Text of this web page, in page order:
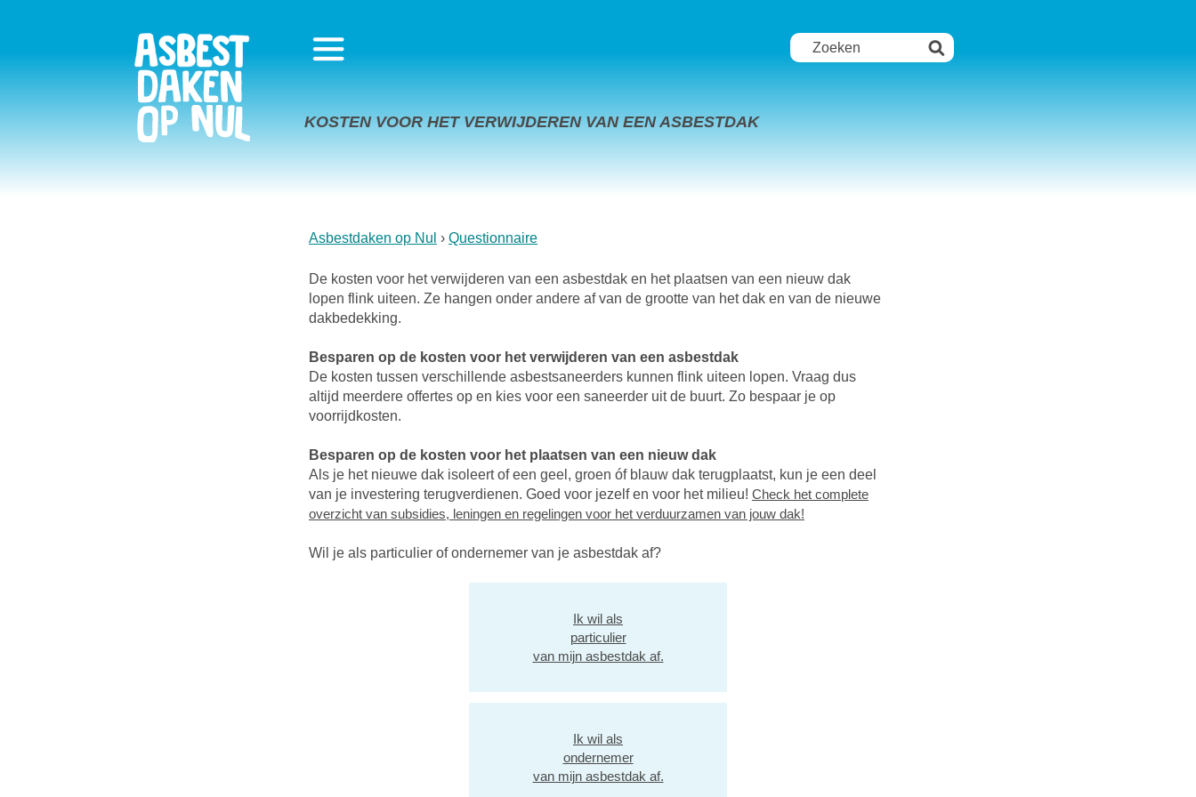
KOSTEN VOOR HET VERWIJDEREN VAN EEN ASBESTDAK
Asbestdaken op Nul Questionnaire
De kosten voor het verwijderen van een asbestdak en het plaatsen van een nieuw dak
lopen flink uiteen. Ze hangen onder andere af van de grootte van het dak en van de nieuwe
dakbedekking.
Besparen op de kosten voor het verwijderen van een asbestdak
De kosten tussen verschillende asbestsaneerders kunnen flink uiteen lopen. Vraag dus
altijd meerdere offertes op en kies voor een saneerder uit de buurt. Zo bespaar je op
voorrijdkosten.
Besparen op de kosten voor het plaatsen van een nieuw dak
Als je het nieuwe dak isoleert of een geel, groen óf blauw dak terugplaatst, kun je een deel
van je investering terugverdienen. Goed voor jezelf en voor het milieu! Check het complete
overzicht van subsidies, leningen en regelingen voor het verduurzamen van jouw dak!
Wil je als particulier of ondernemer van je asbestdak af?
Ik wil als
particulier
van mijn asbestdak af.
Ik wil als
ondernemer
van mijn asbestdak af.